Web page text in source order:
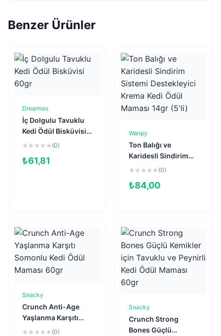
Benzer Ürünler
Sepete Ekle
Dreamies
İç Dolgulu Tavuklu
Kedi Ödül Bisküvisi
60gr
(0)
₺61,81
Wanpy
Ton Balığı ve
Karidesli Sindirim
Sistemi Destekleyici
Maması 14gr (5'li)
(0)
₺84,00
Sepete Ekle
Snacky
Crunch Anti-Age
Yaşlanma Karşıtı
Somonlu Kedi Ödül
(0)
Sepete Ekle
Snacky
Crunch Strong
Bones Güçlü